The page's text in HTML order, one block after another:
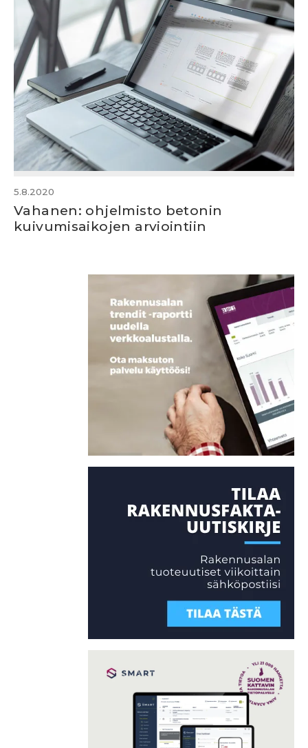
5.8.2020
Vahanen: ohjelmisto betonin
kuivumisaikojen arviointiin